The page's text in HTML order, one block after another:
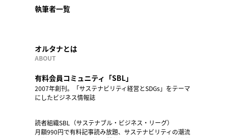
執筆者一覧
オルタナとは
ABOUT
有料会員コミュニティ「SBL」
2007年創刊。「サステナビリティ経営とSDGs」をテーマ
にしたビジネス情報誌
読者組織SBL（サステナブル・ビジネス・リーグ）
月額990円で有料記事読み放題、サステナビリティの潮流